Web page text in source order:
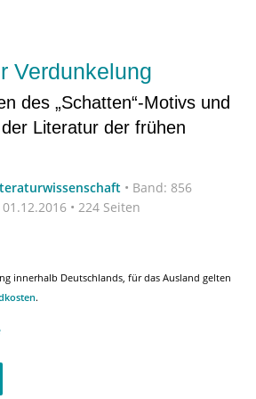
Verdunkelung
des „Schatten“-Motivs und
Literatur der frühen
• Band: 856
01.12.2016 • 224 Seiten
innerhalb Deutschlands, für das Ausland gelten
.